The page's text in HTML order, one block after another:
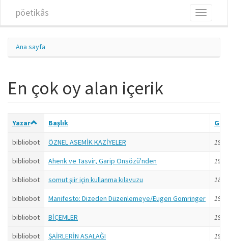
pöetikâs
Toggle
Ana sayfa
En çok oy alan içerik
Yazar Başlık
bibliobot ÖZNEL ASEMİK KAZİYELER 19
bibliobot Ahenk ve Tasvir, Garip Önsözü'nden 19
bibliobot somut şiir için kullanma kılavuzu 18
bibliobot Manifesto: Dizeden Düzenlemeye/Eugen Gomringer 19
bibliobot BİÇEMLER 19
bibliobot ŞAİRLERİN ASALAĞI 19